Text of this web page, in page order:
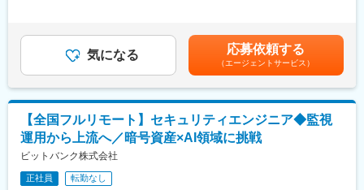
※全暗号資産（仮想通貨）取引所中取引量国内No.1…2021年2月
14日 CoinMarketCap調べ
・社内規程等の整備・管理
・不公正取引の防止に関する業務
・暗号資産関係情報等の管理
■組織構成：
コンプライアンス部：全4名（男女比3：1）、全員中途入社の社
員です。
さい。
給与補足＞※45時間を超える時間外労働分についての割増賃金は
追加で支給します。賃金はあくまでも目安の金額であり、選考を
通じて上下する可能性があります。月給(月額)は固定手当を含めた
表記です。
気になる 応募依頼する
（エージェントサービス）
【全国フルリモート】セキュリティエンジニア◆監視
運用から上流へ／暗号資産×AI領域に挑戦
ビットバンク株式会社
正社員 転勤なし